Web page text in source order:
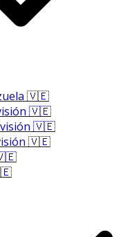
🇻🇪
🇻🇪
🇻🇪
🇻🇪